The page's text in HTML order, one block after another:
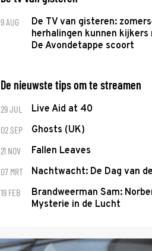
9 AUG
De TV van gisteren:
herhalingen kunnen
De Avondetappe scoort
De nieuwste tips om te streamen
29 JUL Live Aid at 40
02 SEP Ghosts (UK)
21 NOV Fallen Leaves
07 MRT Nachtwacht: De Dag van
19 FEB
Brandweerman Sam:
Mysterie in de Lucht